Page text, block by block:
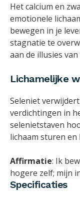
Het calcium en
emotionele
bewegen in je
stagnatie te
aan de illusies van
Lichamelijke
Seleniet
verdichtingen in
selenietstaven
lichaam sturen
Affirmatie: Ik
hogere zelf; mijn
Specificaties